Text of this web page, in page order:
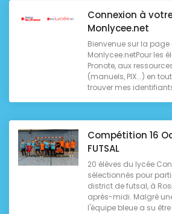
Connexion à
Monlycee.net
Bienvenue sur la
Monlycee.netPour les
Pronote, aux
(manuels, PIX...) en
trouver mes
Compétition 16
FUTSAL
20 élèves du lycée
sélectionnés pour
district de futsal, à
après-midi. Malgré
l'équipe bleue a su